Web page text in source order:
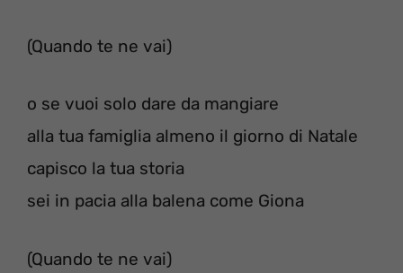
(Quando te ne vai)
o se vuoi solo dare da mangiare
alla tua famiglia almeno il giorno di Natale
capisco la tua storia
sei in pacia alla balena come Giona
(Quando te ne vai)